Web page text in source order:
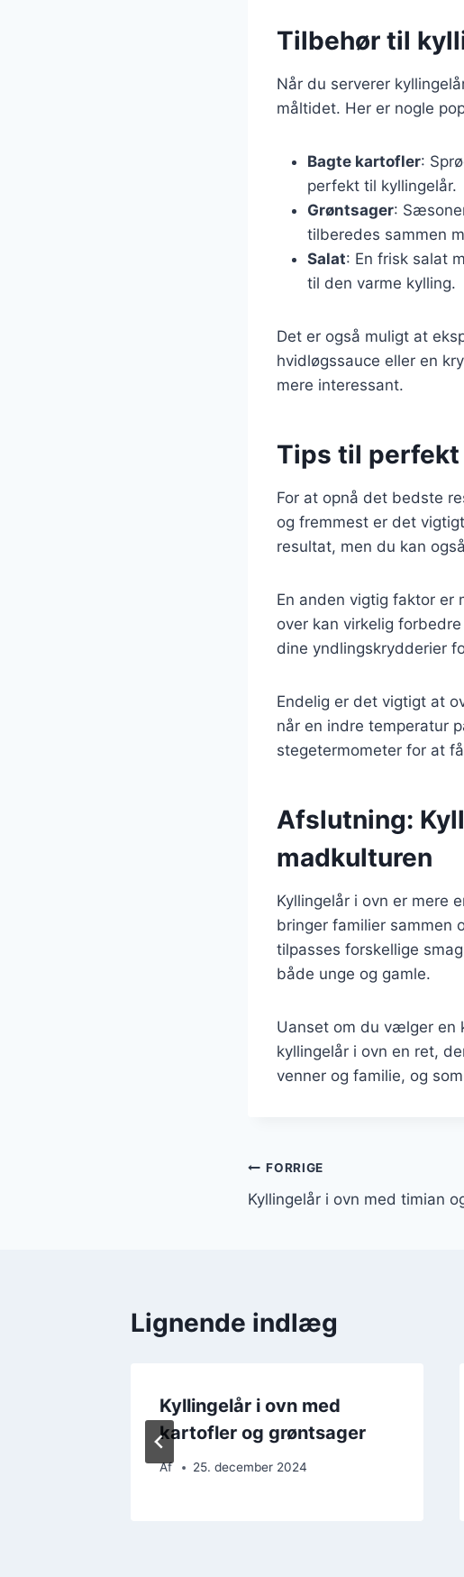
Tilbehør til
Når du serverer
måltidet. Her er nogle
Bagte kartofler:
perfekt til kyllingelår.
Grøntsager:
tilberedes sammen
Salat: En frisk salat
til den varme kylling.
Det er også muligt at
hvidløgssauce eller en
mere interessant.
Tips til
For at opnå det bedste
og fremmest er det
resultat, men du kan
En anden vigtig faktor er
over kan virkelig
dine yndlingskrydderier
Endelig er det vigtigt at
når en indre temperatur
stegetermometer for at
Afslutning:
madkulturen
Kyllingelår i ovn er mere
bringer familier sammen
tilpasses forskellige
både unge og gamle.
Uanset om du vælger en
kyllingelår i ovn en ret,
venner og familie, og
Indlægsnavigation
FORRIGE
Kyllingelår i ovn med timian
Lignende indlæg
Kyllingelår i ovn med
kartofler og grøntsager
Af 25. december 2024